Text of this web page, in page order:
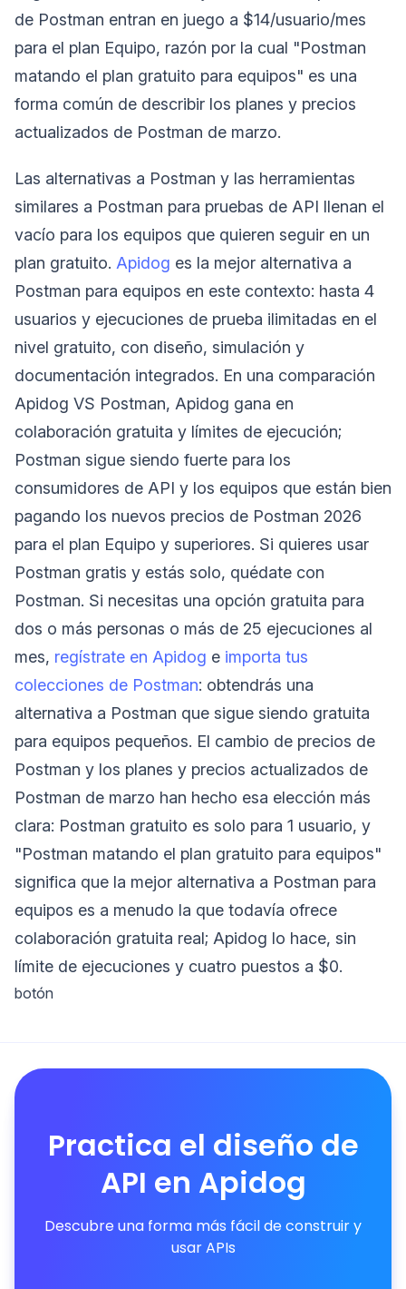
de Postman entran en juego a $14/usuario/mes
para el plan Equipo, razón por la cual "Postman
matando el plan gratuito para equipos" es una
forma común de describir los planes y precios
actualizados de Postman de marzo.
Las alternativas a Postman y las herramientas
similares a Postman para pruebas de API llenan el
vacío para los equipos que quieren seguir en un
plan gratuito. Apidog es la mejor alternativa a
Postman para equipos en este contexto: hasta 4
usuarios y ejecuciones de prueba ilimitadas en el
nivel gratuito, con diseño, simulación y
documentación integrados. En una comparación
Apidog VS Postman, Apidog gana en
colaboración gratuita y límites de ejecución;
Postman sigue siendo fuerte para los
consumidores de API y los equipos que están bien
pagando los nuevos precios de Postman 2026
para el plan Equipo y superiores. Si quieres usar
Postman gratis y estás solo, quédate con
Postman. Si necesitas una opción gratuita para
dos o más personas o más de 25 ejecuciones al
mes, regístrate en Apidog e importa tus
colecciones de Postman: obtendrás una
alternativa a Postman que sigue siendo gratuita
para equipos pequeños. El cambio de precios de
Postman y los planes y precios actualizados de
Postman de marzo han hecho esa elección más
clara: Postman gratuito es solo para 1 usuario, y
"Postman matando el plan gratuito para equipos"
significa que la mejor alternativa a Postman para
equipos es a menudo la que todavía ofrece
colaboración gratuita real; Apidog lo hace, sin
límite de ejecuciones y cuatro puestos a $0.
botón
Practica el diseño de
API en Apidog
Descubre una forma más fácil de construir y
usar APIs